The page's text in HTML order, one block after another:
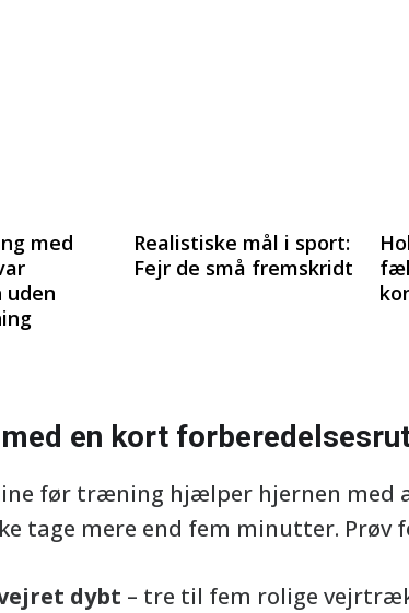
med
uden
Realistiske mål i sport:
Fejr de små fremskridt
en kort
før træning hjælper hjernen med
tage mere end fem minutter. Prøv
dybt – tre til fem rolige